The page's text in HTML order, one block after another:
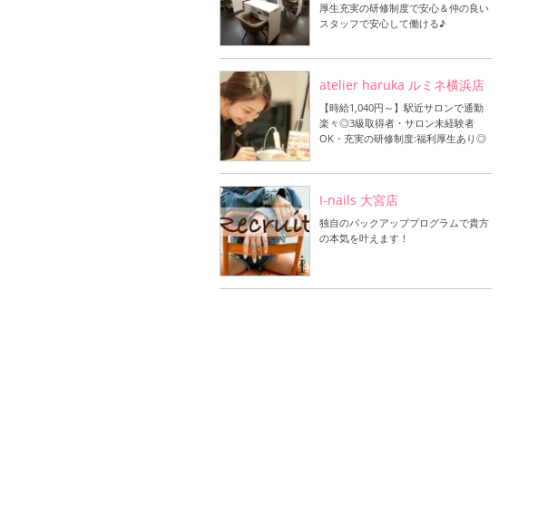
厚生充実の研修制度で安心＆仲の良い
スタッフで安心して働ける♪
atelier haruka ルミネ横浜店
【時給1,040円～】駅近サロンで通勤
楽々◎3級取得者・サロン未経験者
OK・充実の研修制度:福利厚生あり◎
I-nails 大宮店
独自のバックアッププログラムで貴方
の本気を叶えます！